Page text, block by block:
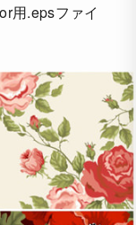
用.epsファイ